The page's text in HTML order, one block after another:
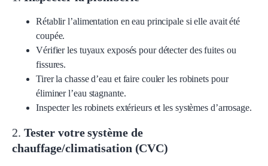
Rétablir l’alimentation en eau principale si elle avait été
coupée.
Vérifier les tuyaux exposés pour détecter des fuites ou
fissures.
Tirer la chasse d’eau et faire couler les robinets pour
éliminer l’eau stagnante.
Inspecter les robinets extérieurs et les systèmes d’arrosage.
2. Tester votre système de
chauffage/climatisation (CVC)